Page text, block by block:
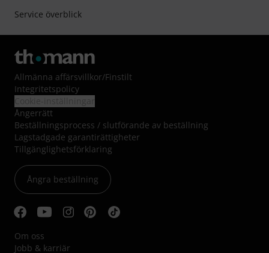
Service överblick
Allmänna affärsvillkor/Finstilt
Integritetspolicy
Ångerrätt
Beställningsprocess / slutförande av beställning
Lagstadgade garantirättigheter
Tillgänglighetsförklaring
Ångra beställning
Om oss
Jobb & karriär